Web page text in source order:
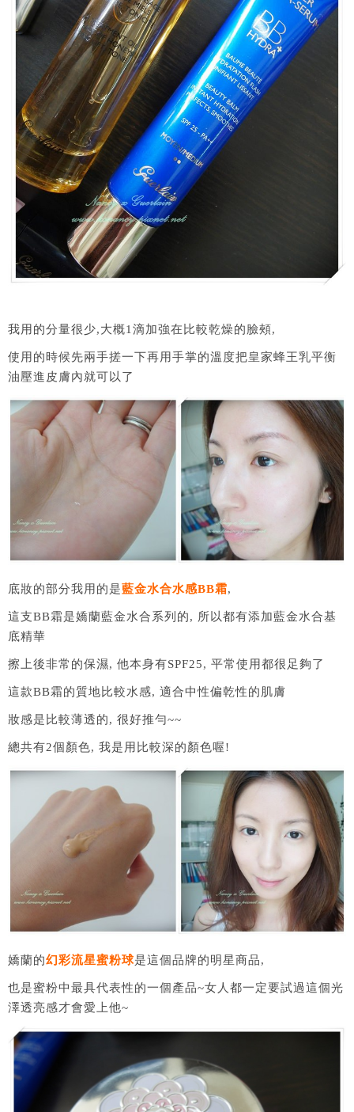
我用的分量很少,大概1滴加強在比較乾燥的臉頰,
使用的時候先兩手搓一下再用手掌的溫度把皇家蜂王乳平衡
油壓進皮膚內就可以了
底妝的部分我用的是藍金水合水感BB霜,
這支BB霜是嬌蘭藍金水合系列的, 所以都有添加藍金水合基
底精華
擦上後非常的保濕, 他本身有SPF25, 平常使用都很足夠了
這款BB霜的質地比較水感, 適合中性偏乾性的肌膚
妝感是比較薄透的, 很好推勻~~
總共有2個顏色, 我是用比較深的顏色喔!
嬌蘭的幻彩流星蜜粉球是這個品牌的明星商品,
也是蜜粉中最具代表性的一個產品~女人都一定要試過這個光
澤透亮感才會愛上他~